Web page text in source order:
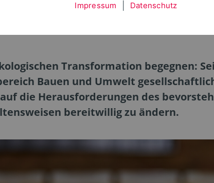
der
Transformation begegnen:
Bauen und Umwelt
die Herausforderungen des
bereitwillig zu ändern.
Impressum Datenschutz